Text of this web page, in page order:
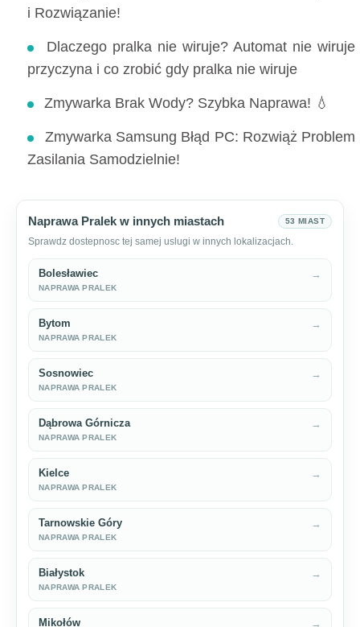
i Rozwiązanie!
Dlaczego pralka nie wiruje? Automat nie wiruje
przyczyna i co zrobić gdy pralka nie wiruje
Zmywarka Brak Wody? Szybka Naprawa! 💧
Zmywarka Samsung Błąd PC: Rozwiąż Problem
Zasilania Samodzielnie!
Naprawa Pralek w innych miastach 53 MIAST
Sprawdz dostepnosc tej samej uslugi w innych lokalizacjach.
Bolesławiec
NAPRAWA PRALEK
→
Bytom
NAPRAWA PRALEK
→
Sosnowiec
NAPRAWA PRALEK
→
Dąbrowa Górnicza
NAPRAWA PRALEK
→
Kielce
NAPRAWA PRALEK
→
Tarnowskie Góry
NAPRAWA PRALEK
→
Białystok
NAPRAWA PRALEK
→
Mikołów →